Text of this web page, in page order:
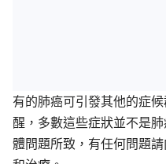
有的肺癌可引發其他的症
醒，多數這些症狀並不是
體問題所致，有任何問題